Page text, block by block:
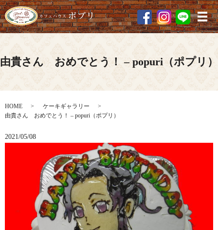
メ
由貴さん おめでとう！ – popuri（ポプリ）
HOME
ケーキギャラリー
由貴さん おめでとう！ – popuri（ポプリ）
2021/05/08